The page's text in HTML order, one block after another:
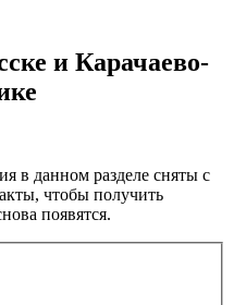
и Карачаево-
в данном разделе сняты с
чтобы получить
появятся.